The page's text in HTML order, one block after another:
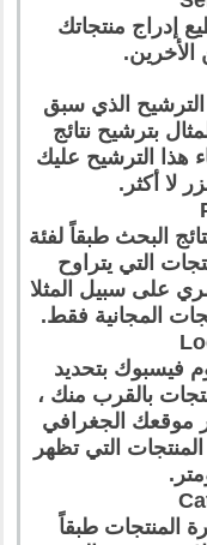
إدراج منتجاتك
الذي سبق
بترشيح نتائج
هذا الترشيح عليك
لا أكثر.
البحث طبقاً لفئة
التي يتراوح
على سبيل المثلا
المجانية فقط.
فيسبوك بتحديد
بالقرب منك ،
موقعك الجغرافي
التي تظهر
المنتجات طبقاً